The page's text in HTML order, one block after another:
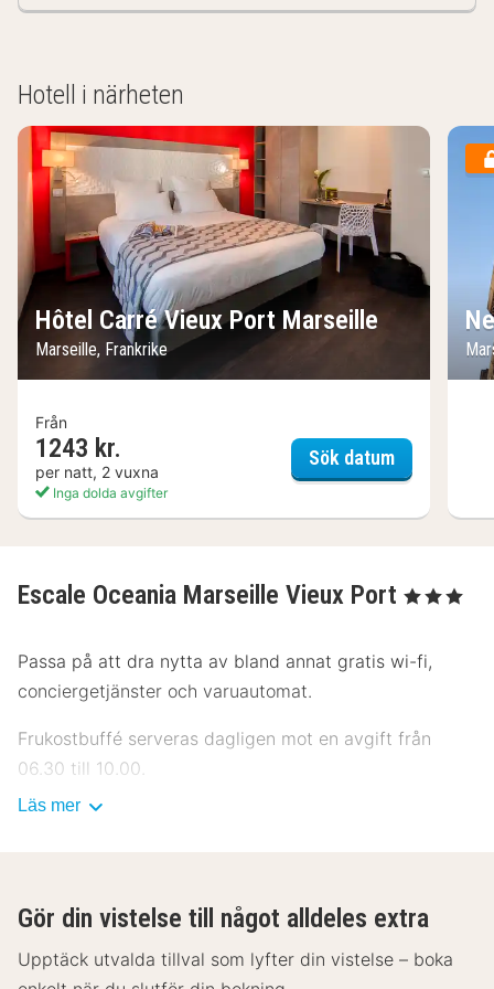
Hotell i närheten
Hôtel Carré Vieux Port Marseille
Marseille, Frankrike
Från
1243 kr.
per natt, 2 vuxna
Inga dolda avgifter
Sök datumHôtel Carré
Escale Oceania Marseille Vieux Port , 3 Stjärnor
Passa på att dra nytta av bland annat gratis wi-fi,
conciergetjänster och varuautomat.
Frukostbuffé serveras dagligen mot en avgift från
06.30 till 10.00.
Detta boende har fått sin officiella stjärngradering från
business-service dygnet runt och expressincheckning.
Planerar du ett event i Marseille? På detta hotell finns
det event- och konferensutrymmen på upp till 45
Läs mer
Gör din vistelse till något alldeles extra
Upptäck utvalda tillval som lyfter din vistelse – boka